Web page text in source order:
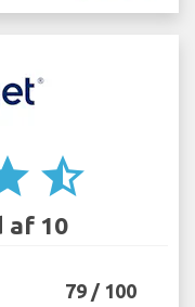
star_half
af 10
79 / 100